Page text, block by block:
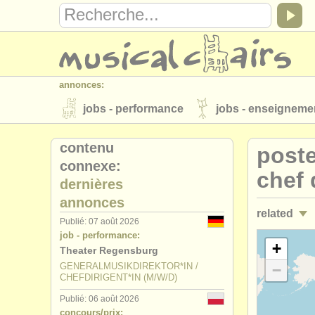
annonces:
jobs - performance jobs -
instruments à vendre instruments
annuaires:
orchestres et l'opéra conservatoires
musicalchairs:
a propos de musicalchairs contactez
éditeurs:
ajouter votre annonce find out about
chef
related
jobs -
jobs -
jobs -
+
−
contenu
connexe:
dernières
annonces
Publié: 07 août 2026
job - performance:
Theater Regensburg
GENERALMUSIKDIREKTOR*IN /
CHEFDIRIGENT*IN (M/W/D)
Publié: 06 août 2026
concours/prix: